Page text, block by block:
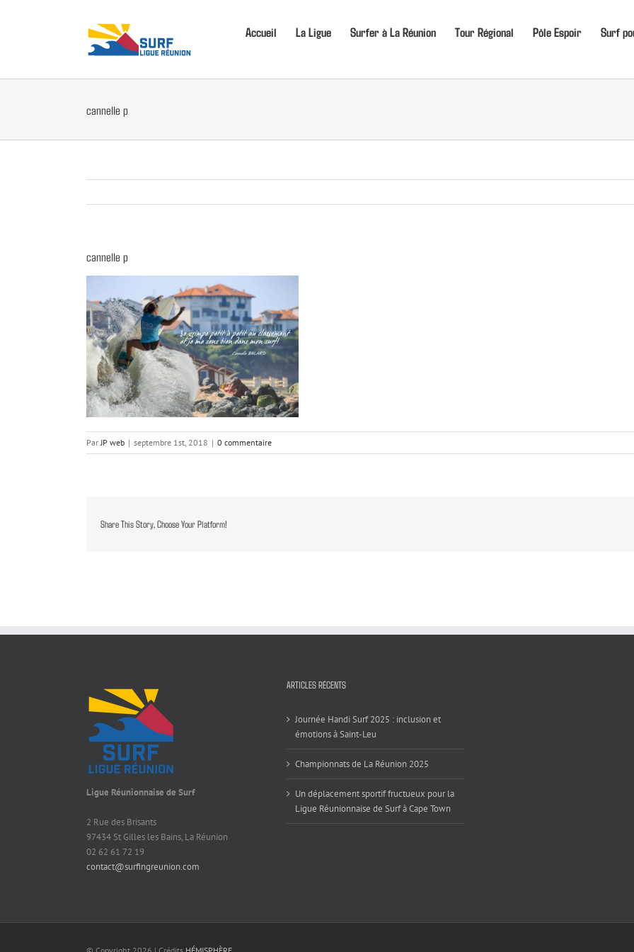
Accueil La Ligue Surfer à La Réunion Tour Régional Pôle Espoir Surf
cannelle p
cannelle p
Par JP web | septembre 1st, 2018 | 0 commentaire
Share This Story, Choose Your Platform!
Ligue Réunionnaise de Surf
2 Rue des Brisants
97434 St Gilles les Bains, La Réunion
02 62 61 72 19
contact@surfingreunion.com
ARTICLES RÉCENTS
Journée Handi Surf 2025 : inclusion et
émotions à Saint-Leu
Championnats de La Réunion 2025
Un déplacement sportif fructueux pour la
Ligue Réunionnaise de Surf à Cape Town